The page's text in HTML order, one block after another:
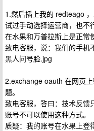
1.然后插上我的 redteago ，
试过手动选择运营商，也不
在水果和万普拉斯上是正常
致电客服，说：我们的手机
黑人问号脸.jpg
2.exchange oauth 在网页
题。
致电客服，答曰：技术反馈
账号不可以使用这种方式。
质疑：我的账号在水果上登